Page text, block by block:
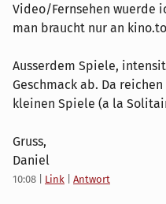
Video/Fernsehen wuerde
man braucht nur an
Ausserdem Spiele,
Geschmack ab. Da
kleinen Spiele (a la
Gruss,
Daniel
10:08 Link Antwort